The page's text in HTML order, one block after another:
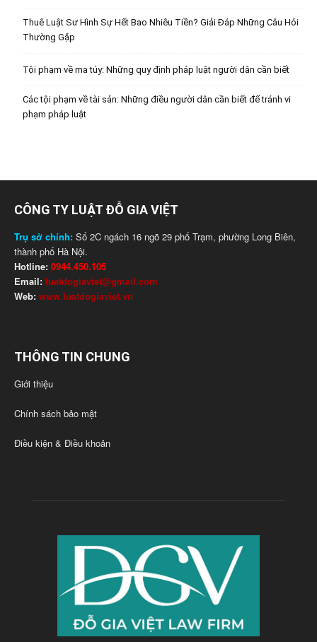
Thuê Luật Sư Hình Sự Hết Bao Nhiêu Tiền? Giải Đáp Những Câu Hỏi
Thường Gặp
Tội phạm về ma túy: Những quy định pháp luật người dân cần biết
Các tội phạm về tài sản: Những điều người dân cần biết để tránh vi
phạm pháp luật
CÔNG TY LUẬT ĐỖ GIA VIỆT
Trụ sở chính: Số 2C ngách 16 ngõ 29 phố Trạm, phường Long Biên,
thành phố Hà Nội.
Hotline: 0944.450.105
Email: luatdogiaviet@gmail.com
Web: www.luatdogiaviet.vn
THÔNG TIN CHUNG
Giới thiệu
Chính sách bảo mật
Điều kiện & Điều khoản